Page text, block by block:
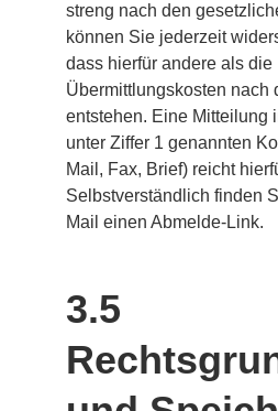
streng nach den
können Sie jederzeit
dass hierfür andere als die
Übermittlungskosten nach
entstehen. Eine Mitteilung
unter Ziffer 1 genannten
Mail, Fax, Brief) reicht
Selbstverständlich finden
Mail einen Abmelde-Link.
3.5